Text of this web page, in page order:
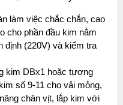
làm việc chắc chắn, cao
cho phần đầu kim nằm
định (220V) và kiểm tra
kim DBx1 hoặc tương
số 9-11 cho vải mỏng,
chân vịt, lắp kim với